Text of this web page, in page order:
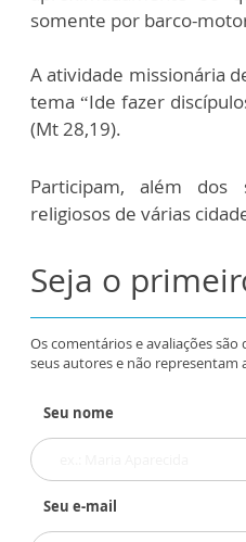
somente por barco-
A atividade missionária
tema “Ide fazer
(Mt 28,19).
Participam, além dos
religiosos de várias
Seja o
Os comentários e avaliações
seus autores e não representam
Seu nome
Seu e-mail